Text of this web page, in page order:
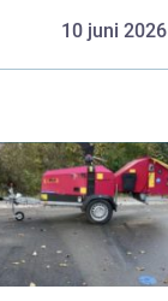
10 juni 2026